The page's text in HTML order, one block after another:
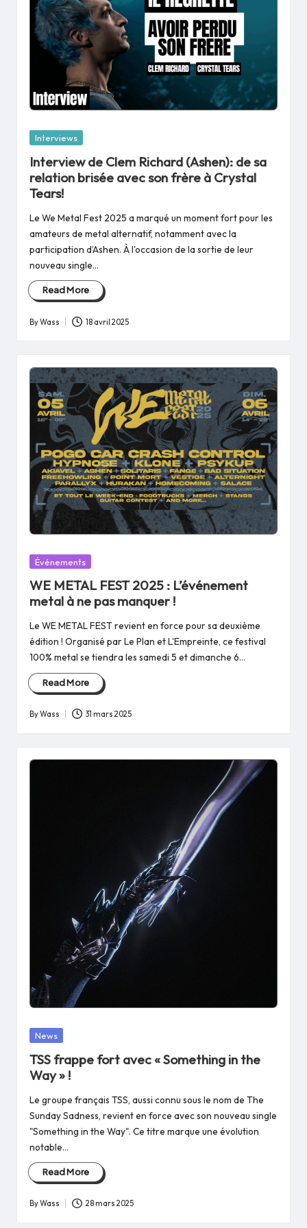
Posted
Interviews
Interview de Clem Richard (Ashen): de sa
relation brisée avec son frère à Crystal
Tears!
Le We Metal Fest 2025 a marqué un moment fort pour les
amateurs de metal alternatif, notamment avec la
participation d’Ashen. À l'occasion de la sortie de leur
nouveau single…
Read More
Posted
ByWass 18 avril 2025
Posted
Événements
WE METAL FEST 2025 : L’événement
metal à ne pas manquer !
Le WE METAL FEST revient en force pour sa deuxième
édition ! Organisé par Le Plan et L'Empreinte, ce festival
100% metal se tiendra les samedi 5 et dimanche 6…
Read More
Posted
ByWass 31 mars 2025
Posted
News
TSS frappe fort avec « Something in the
Way » !
Le groupe français TSS, aussi connu sous le nom de The
Sunday Sadness, revient en force avec son nouveau single
"Something in the Way". Ce titre marque une évolution
notable…
Read More
Posted
ByWass 28 mars 2025